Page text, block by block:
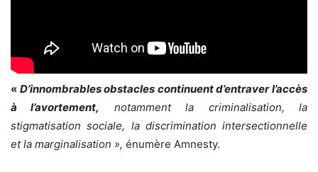
« D’innombrables obstacles continuent d’entraver l’accès
à l’avortement,
notamment la criminalisation, la
stigmatisation sociale, la discrimination intersectionnelle
et la marginalisation », énumère Amnesty.